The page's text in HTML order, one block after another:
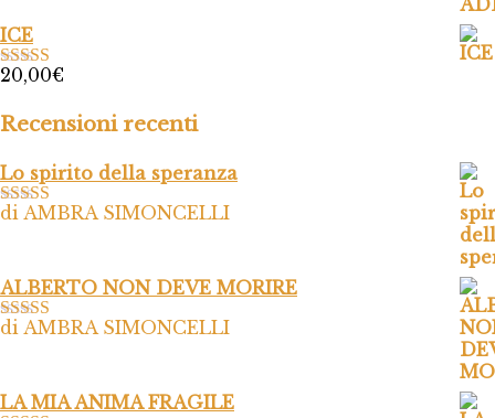
ICE
Valutato5.00
20,00€
Recensioni recenti
Lo spirito della speranza
Valutato5su
di AMBRA SIMONCELLI
ALBERTO NON DEVE MORIRE
Valutato5su
di AMBRA SIMONCELLI
LA MIA ANIMA FRAGILE